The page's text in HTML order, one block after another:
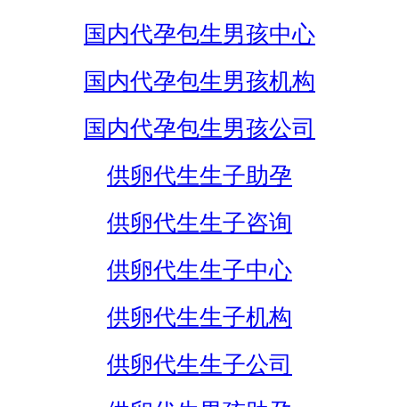
国内代孕包生男孩中心
国内代孕包生男孩机构
国内代孕包生男孩公司
供卵代生生子助孕
供卵代生生子咨询
供卵代生生子中心
供卵代生生子机构
供卵代生生子公司